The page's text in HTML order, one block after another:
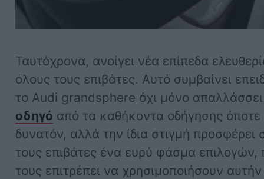
Ταυτόχρονα, ανοίγει νέα επίπεδα
όλους τους επιβάτες. Αυτό συμβαίνει
το Audi grandsphere όχι μόνο
οδηγό από τα καθήκοντα οδήγησης όποτε
δυνατόν, αλλά την ίδια στιγμή προσφέρει
τους επιβάτες ένα ευρύ φάσμα επιλογών,
τους επιτρέπει να χρησιμοποιήσουν